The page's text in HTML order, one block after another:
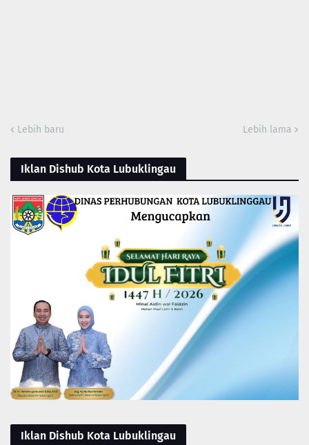
Lebih baru Lebih lama
Iklan Dishub Kota Lubuklingau
Iklan Dishub Kota Lubuklingau